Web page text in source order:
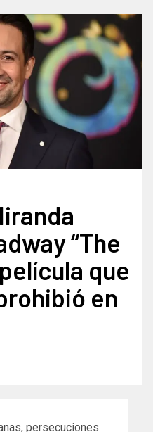
“The
que
en
persecuciones